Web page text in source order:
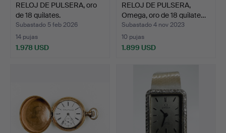
RELOJ DE PULSERA, oro
de 18 quilates.
Subastado 5 feb 2026
14 pujas
1.978 USD
RELOJ DE PULSERA,
Omega, oro de 18 quilate…
Subastado 4 nov 2023
10 pujas
1.899 USD